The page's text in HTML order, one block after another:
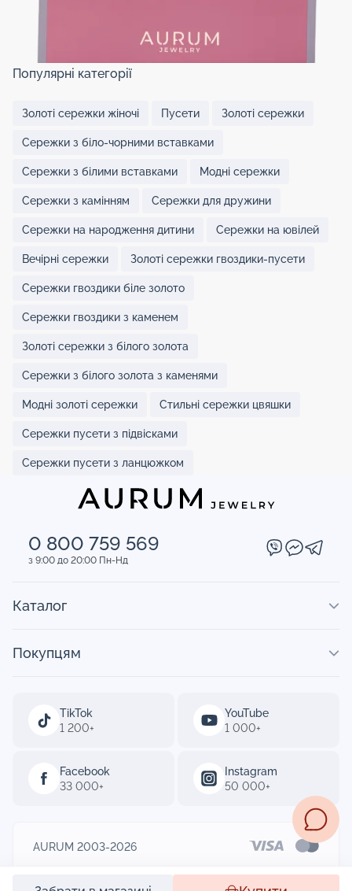
Популярні категорії
Золоті сережки жіночі Пусети Золоті сережки
Сережки з біло-чорними вставками
Сережки з білими вставками Модні сережки
Сережки з камінням Сережки для дружини
Сережки на народження дитини Сережки на ювілей
Вечірні сережки Золоті сережки гвоздики-пусети
Сережки гвоздики біле золото
Сережки гвоздики з каменем
Золоті сережки з білого золота
Сережки з білого золота з каменями
Модні золоті сережки Стильні сережки цвяшки
Сережки пусети з підвісками
Сережки пусети з ланцюжком
0 800 759 569
з 9:00 до 20:00 Пн-Нд
TikTok
1 200+
YouTube
1 000+
Facebook
33 000+
Instagram
50 000+
Каталог
Покупцям
AURUM 2003-2026